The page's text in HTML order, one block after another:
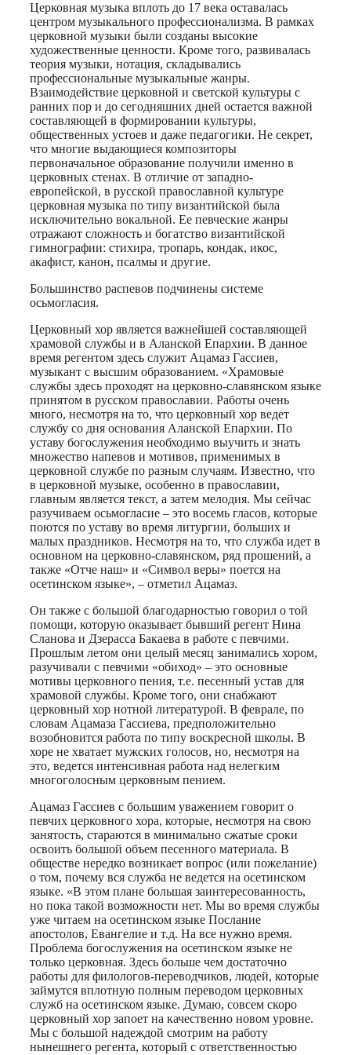
Церковная музыка вплоть до 17 века оставалась
центром музыкального профессионализма. В рамках
церковной музыки были созданы высокие
художественные ценности. Кроме того, развивалась
теория музыки, нотация, складывались
профессиональные музыкальные жанры.
Взаимодействие церковной и светской культуры с
ранних пор и до сегодняшних дней остается важной
составляющей в формировании культуры,
общественных устоев и даже педагогики. Не секрет,
что многие выдающиеся композиторы
первоначальное образование получили именно в
церковных стенах. В отличие от западно-
европейской, в русской православной культуре
церковная музыка по типу византийской была
исключительно вокальной. Ее певческие жанры
отражают сложность и богатство византийской
гимнографии: стихира, тропарь, кондак, икос,
акафист, канон, псалмы и другие.
Большинство распевов подчинены системе
осьмогласия.
Церковный хор является важнейшей составляющей
храмовой службы и в Аланской Епархии. В данное
время регентом здесь служит Ацамаз Гассиев,
музыкант с высшим образованием. «Храмовые
службы здесь проходят на церковно-славянском языке
принятом в русском православии. Работы очень
много, несмотря на то, что церковный хор ведет
службу со дня основания Аланской Епархии. По
уставу богослужения необходимо выучить и знать
множество напевов и мотивов, применимых в
церковной службе по разным случаям. Известно, что
в церковной музыке, особенно в православии,
главным является текст, а затем мелодия. Мы сейчас
разучиваем осьмогласие – это восемь гласов, которые
поются по уставу во время литургии, больших и
малых праздников. Несмотря на то, что служба идет в
основном на церковно-славянском, ряд прошений, а
также «Отче наш» и «Символ веры» поется на
осетинском языке», – отметил Ацамаз.
Он также с большой благодарностью говорил о той
помощи, которую оказывает бывший регент Нина
Сланова и Дзерасса Бакаева в работе с певчими.
Прошлым летом они целый месяц занимались хором,
разучивали с певчими «обиход» – это основные
мотивы церковного пения, т.е. песенный устав для
храмовой службы. Кроме того, они снабжают
церковный хор нотной литературой. В феврале, по
словам Ацамаза Гассиева, предположительно
возобновится работа по типу воскресной школы. В
хоре не хватает мужских голосов, но, несмотря на
это, ведется интенсивная работа над нелегким
многоголосным церковным пением.
Ацамаз Гассиев с большим уважением говорит о
певчих церковного хора, которые, несмотря на свою
занятость, стараются в минимально сжатые сроки
освоить большой объем песенного материала. В
обществе нередко возникает вопрос (или пожелание)
о том, почему вся служба не ведется на осетинском
языке. «В этом плане большая заинтересованность,
но пока такой возможности нет. Мы во время службы
уже читаем на осетинском языке Послание
апостолов, Евангелие и т.д. На все нужно время.
Проблема богослужения на осетинском языке не
только церковная. Здесь больше чем достаточно
работы для филологов-переводчиков, людей, которые
займутся вплотную полным переводом церковных
служб на осетинском языке. Думаю, совсем скоро
церковный хор запоет на качественно новом уровне.
Мы с большой надеждой смотрим на работу
нынешнего регента, который с ответственностью